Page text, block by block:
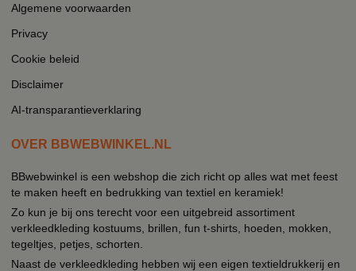
Algemene voorwaarden
Privacy
Cookie beleid
Disclaimer
AI-transparantieverklaring
OVER BBWEBWINKEL.NL
BBwebwinkel is een webshop die zich richt op alles wat met feest
te maken heeft en bedrukking van textiel en keramiek!
Zo kun je bij ons terecht voor een uitgebreid assortiment
verkleedkleding kostuums, brillen, fun t-shirts, hoeden, mokken,
tegeltjes, petjes, schorten.
Naast de verkleedkleding hebben wij een eigen textieldrukkerij en